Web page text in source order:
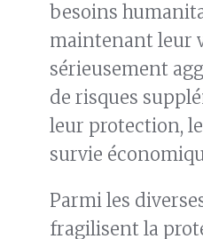
besoins
maintenant leur
sérieusement
de risques
leur protection,
survie
Parmi les
fragilisent la